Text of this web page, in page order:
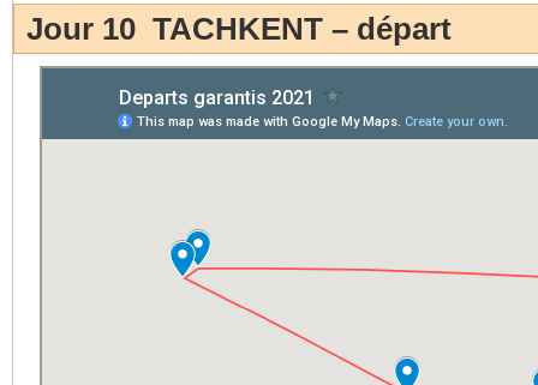
Jour 10 TACHKENT – départ